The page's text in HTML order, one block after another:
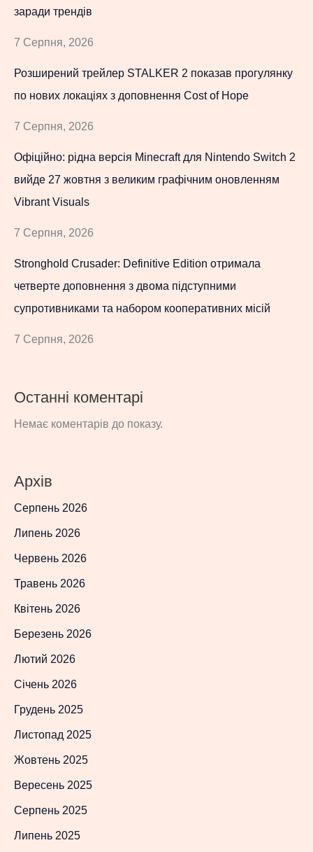
заради трендів
7 Серпня, 2026
Розширений трейлер STALKER 2 показав прогулянку
по нових локаціях з доповнення Cost of Hope
7 Серпня, 2026
Офіційно: рідна версія Minecraft для Nintendo Switch 2
вийде 27 жовтня з великим графічним оновленням
Vibrant Visuals
7 Серпня, 2026
Stronghold Crusader: Definitive Edition отримала
четверте доповнення з двома підступними
супротивниками та набором кооперативних місій
7 Серпня, 2026
Останні коментарі
Немає коментарів до показу.
Архів
Серпень 2026
Липень 2026
Червень 2026
Травень 2026
Квітень 2026
Березень 2026
Лютий 2026
Січень 2026
Грудень 2025
Листопад 2025
Жовтень 2025
Вересень 2025
Серпень 2025
Липень 2025